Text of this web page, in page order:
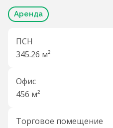
Аренда
ПСН
345.26 м²
Офис
456 м²
Торговое помещение